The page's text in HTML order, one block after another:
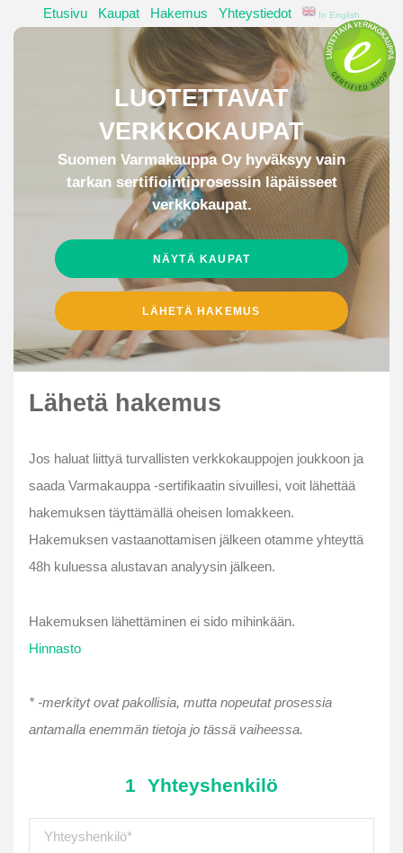
Etusivu Kaupat Hakemus Yhteystiedot In English
LUOTETTAVAT
VERKKOKAUPAT
Suomen Varmakauppa Oy hyväksyy vain
tarkan sertifiointiprosessin läpäisseet
verkkokaupat.
NÄYTÄ KAUPAT
LÄHETÄ HAKEMUS
Lähetä hakemus
Jos haluat liittyä turvallisten verkkokauppojen joukkoon ja
saada Varmakauppa -sertifikaatin sivuillesi, voit lähettää
hakemuksen täyttämällä oheisen lomakkeen.
Hakemuksen vastaanottamisen jälkeen otamme yhteyttä
48h kuluessa alustavan analyysin jälkeen.
Hakemuksen lähettäminen ei sido mihinkään.
Hinnasto
* -merkityt ovat pakollisia, mutta nopeutat prosessia
antamalla enemmän tietoja jo tässä vaiheessa.
1 Yhteyshenkilö